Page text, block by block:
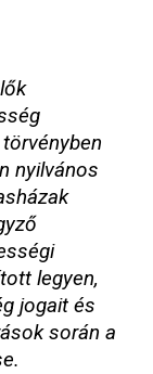
nyilvános
legyen,
jogait és
során a